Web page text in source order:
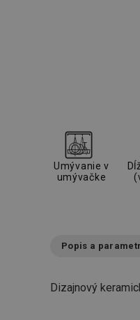
Umývanie v
umývačke
Popis a
Dizajnový